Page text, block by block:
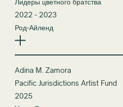
Лидеры цветного братства
2022 - 2023
Род-Айленд
Adina M. Zamora
Pacific Jurisdictions Artist Fund
2025